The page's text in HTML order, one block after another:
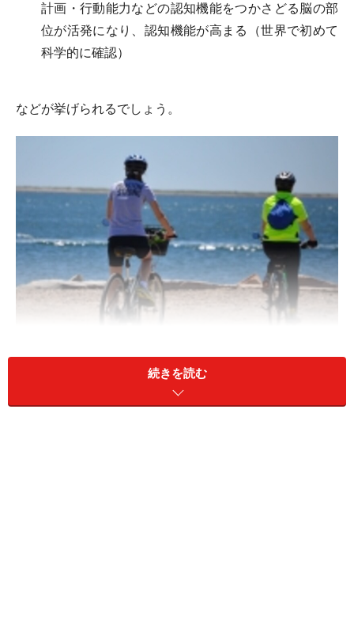
計画・行動能力などの認知機能をつかさどる脳の部
位が活発になり、認知機能が高まる（世界で初めて
科学的に確認）
などが挙げられるでしょう。
気持のよいエクササイズは健康維持のファーストステップ！
続きを読む